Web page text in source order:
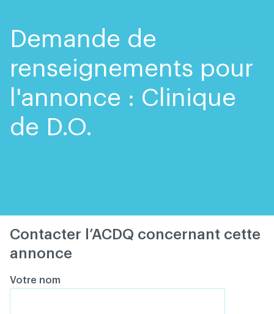
Demande de
renseignements pour
l'annonce : Clinique
de D.O.
Contacter l’ACDQ concernant cette
annonce
Votre nom